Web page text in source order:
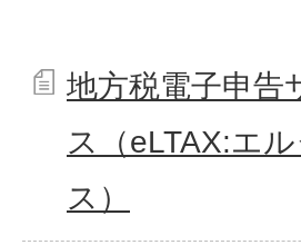
地方税電子申告
ス（eLTAX:エ
ス）